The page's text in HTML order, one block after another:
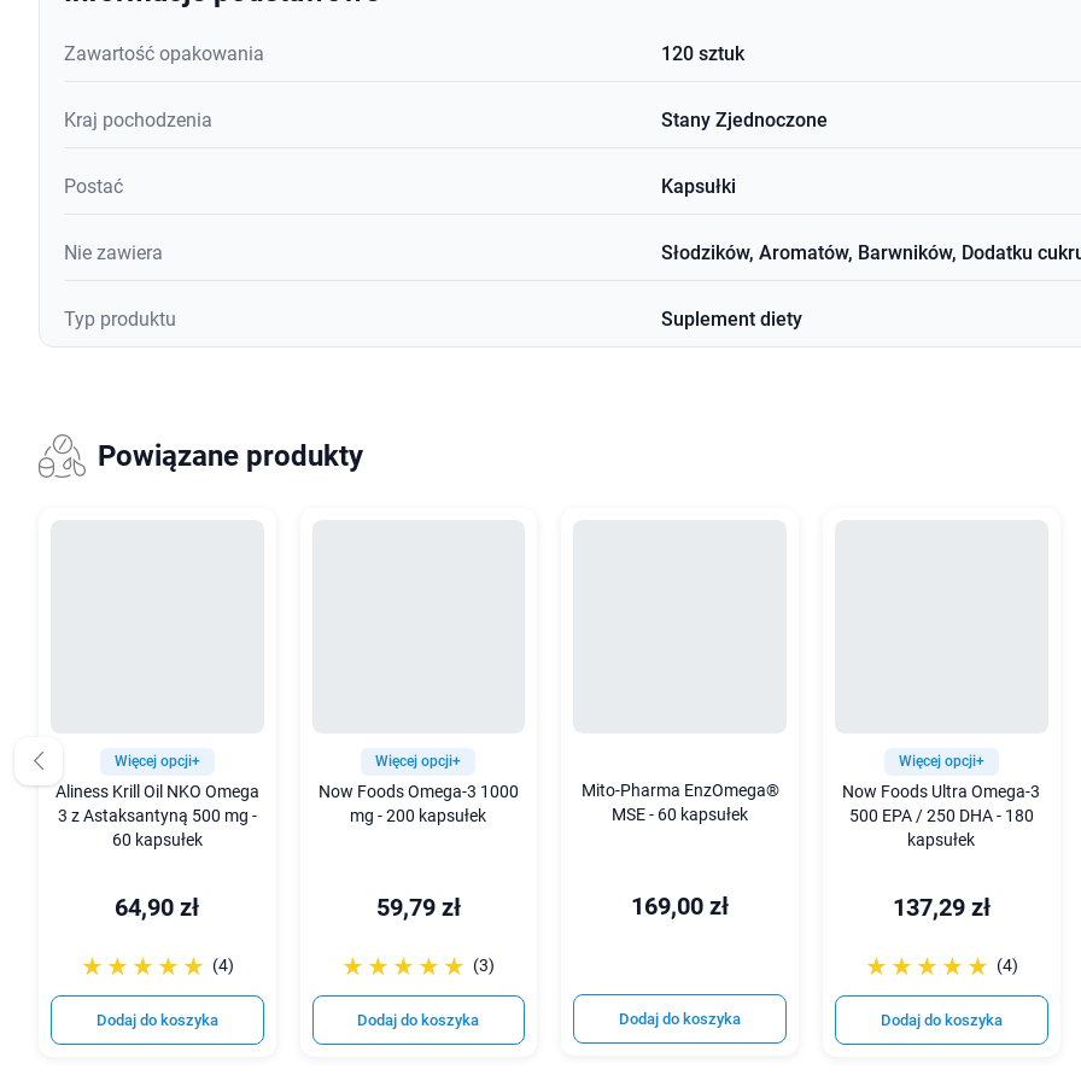
Zawartość opakowania 120 sztuk
Kraj pochodzenia Stany Zjednoczone
Postać Kapsułki
Nie zawiera Słodzików, Aromatów, Barwników, Dodatku
Typ produktu Suplement diety
Powiązane produkty
Więcej opcji+
Aliness Krill Oil NKO Omega
3 z Astaksantyną 500 mg -
60 kapsułek
64,90 zł
☆☆☆☆☆
★★★★★ (4)
Dodaj do koszyka
Więcej opcji+
Now Foods Omega-3 1000
mg - 200 kapsułek
59,79 zł
☆☆☆☆☆
★★★★★ (3)
Dodaj do koszyka
Mito-Pharma EnzOmega®
MSE - 60 kapsułek
169,00 zł
Dodaj do koszyka
Więcej opcji+
Now Foods Ultra Omega-3
500 EPA / 250 DHA - 180
kapsułek
137,29 zł
☆☆☆☆☆
★★★★★ (4)
Dodaj do koszyka